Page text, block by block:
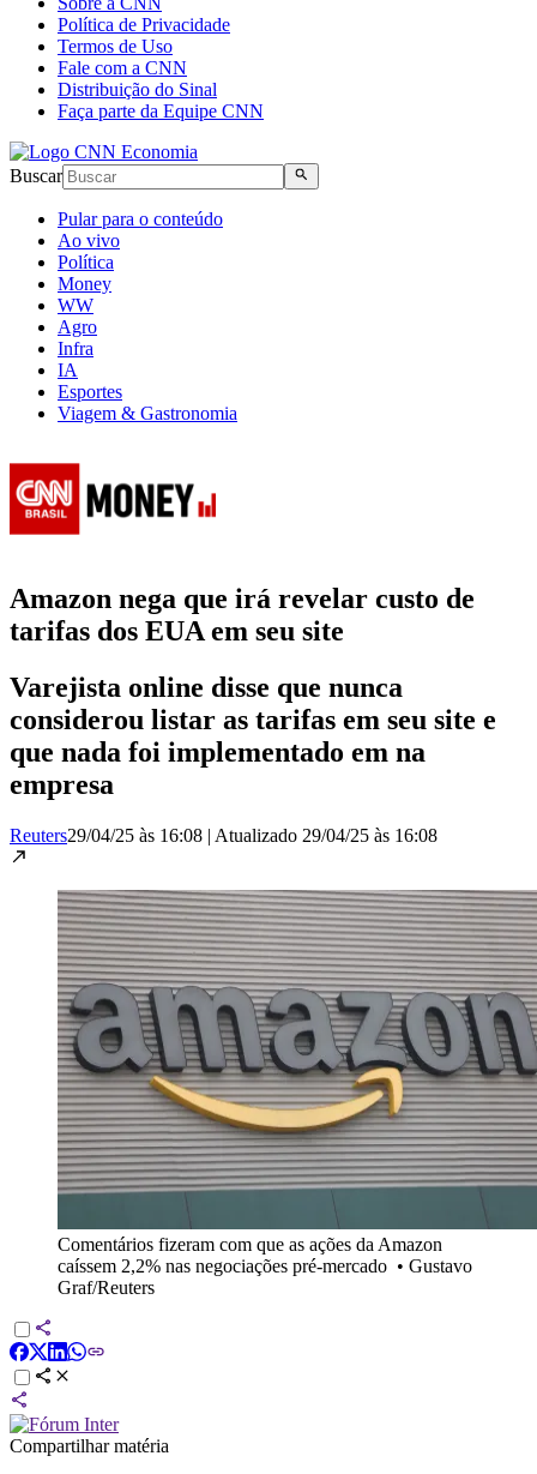
Política de Privacidade
Termos de Uso
Fale com a CNN
Distribuição do Sinal
Faça parte da Equipe CNN
Buscar
Pular para o conteúdo
Ao vivo
Política
Money
WW
Agro
Infra
IA
Esportes
Viagem & Gastronomia
Amazon nega que irá revelar custo de
tarifas dos EUA em seu site
Varejista online disse que nunca
considerou listar as tarifas em seu site e
que nada foi implementado em na
empresa
Reuters29/04/25 às 16:08 | Atualizado 29/04/25 às 16:08
Comentários fizeram com que as ações da Amazon
caíssem 2,2% nas negociações pré-mercado • Gustavo
Graf/Reuters
Compartilhar matéria